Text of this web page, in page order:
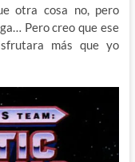
otra cosa no, pero
Pero creo que ese
más que yo